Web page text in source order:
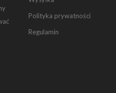
Polityka prywatności
Regulamin